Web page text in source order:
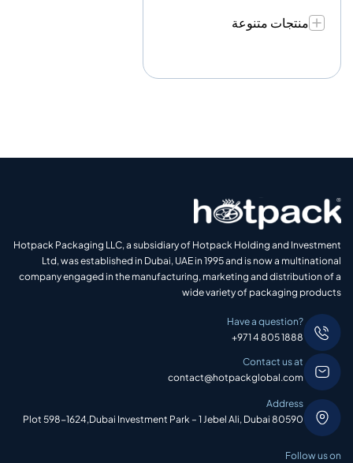
منتجات متنوعة
Hotpack Packaging LLC, a subsidiary of Hotpack Holding and Investment
Ltd, was established in Dubai, UAE in 1995 and is now a multinational
company engaged in the manufacturing, marketing and distribution of a
wide variety of packaging products
Have a question?
+971 4 805 1888
Contact us at
contact@hotpackglobal.com
Address
Plot 598-1624,Dubai Investment Park – 1 Jebel Ali, Dubai 80590
Follow us on